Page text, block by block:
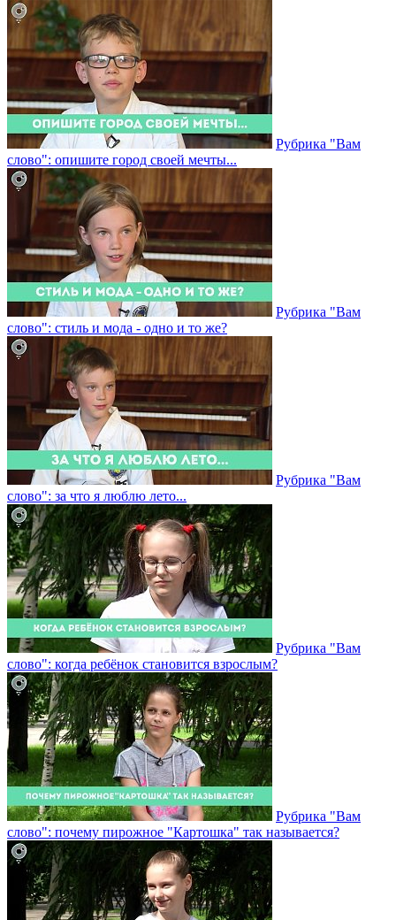
Рубрика "Вам
слово": опишите город своей мечты...
Рубрика "Вам
слово": стиль и мода - одно и то же?
Рубрика "Вам
слово": за что я люблю лето...
Рубрика "Вам
слово": когда ребёнок становится взрослым?
Рубрика "Вам
слово": почему пирожное "Картошка" так называется?